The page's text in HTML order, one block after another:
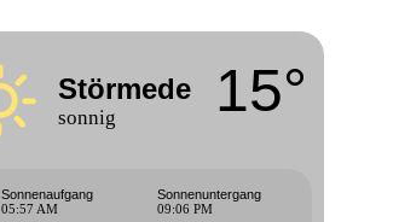
Störmede
sonnig 15°
Sonnenaufgang
05:57 AM
Sonnenuntergang
09:06 PM